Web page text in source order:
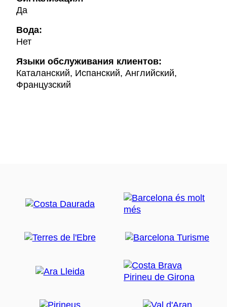
Да
Вода:
Нет
Языки обслуживания клиентов:
Каталанский, Испанский, Английский,
Французский